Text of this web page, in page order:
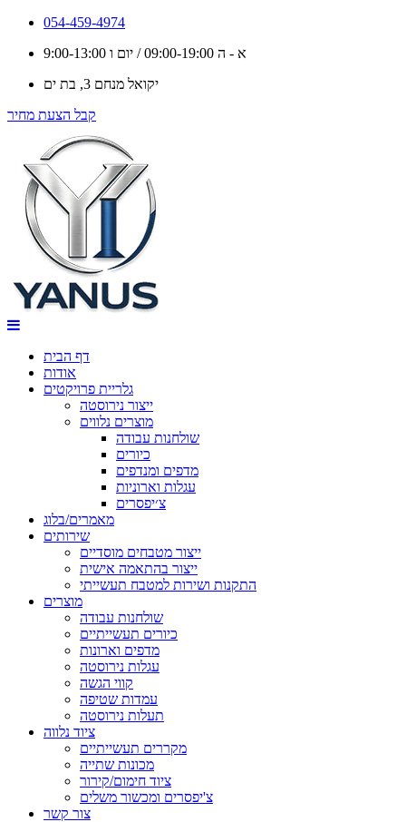
תקנון
האתר
054-459-4974
א - ה 09:00-19:00 / יום ו 9:00-13:00
יקואל מנחם 3, בת ים
קבל הצעת מחיר
דף הבית
אודות
גלריית פרויקטים
ייצור נירוסטה
מוצרים נלווים
שולחנות עבודה
כיורים
מדפים ומנדפים
עגלות וארוניות
צ׳יפסרים
מאמרים/בלוג
שירותים
ייצור מטבחים מוסדיים
ייצור בהתאמה אישית
התקנות ושירות למטבח תעשייתי
מוצרים
שולחנות עבודה
כיורים תעשייתיים
מדפים וארונות
עגלות נירוסטה
קווי הגשה
עמדות שטיפה
תעלות נירוסטה
ציוד נלווה
מקררים תעשייתיים
מכונות שתייה
ציוד חימום/קירור
צ'יפסרים ומכשור משלים
צור קשר